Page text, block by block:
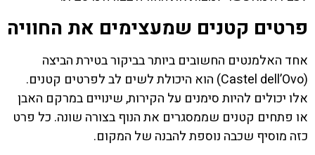
פרטים קטנים שמעצימים את החוויה
אחד האלמנטים החשובים ביותר בביקור בטירת הביצה
(Castel dell’Ovo) הוא היכולת לשים לב לפרטים קטנים.
אלו יכולים להיות סימנים על הקירות, שינויים במרקם האבן
או פתחים קטנים שממסגרים את הנוף בצורה שונה. כל פרט
כזה מוסיף שכבה נוספת להבנה של המקום.